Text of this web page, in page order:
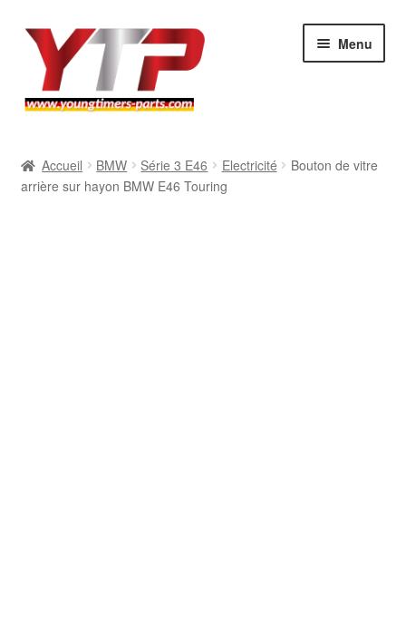
Aller
navigation
Aller
contenu
Menu
BMW
Accueil BMW Série 3 E46 Electricité
Bouton de vitre
arrière sur hayon BMW E46 Touring